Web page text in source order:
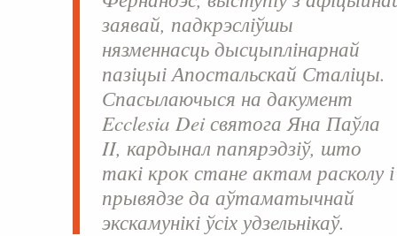
заявай, падкрэсліўшы
нязменнасць дысцыплінарнай
пазіцыі Апостальскай Сталіцы.
Спасылаючыся на дакумент
Ecclesia Dei святога Яна Паўла
II, кардынал папярэдзіў, што
такі крок стане актам расколу і
прывядзе да аўтаматычнай
экскамунікі ўсіх удзельнікаў.